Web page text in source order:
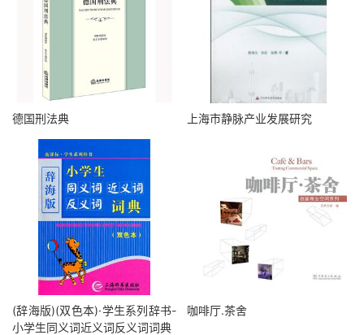
德国刑法典 上海市静脉产业发展研究
(辞海版)(双色本)·学生系列辞书-
小学生同义词近义词反义词词典
咖啡厅.茶舍